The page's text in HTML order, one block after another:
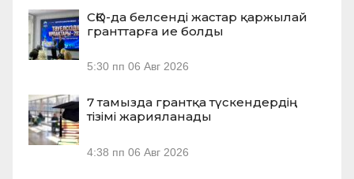
СҚО-да белсенді жастар қаржылай
гранттарға ие болды
5:30 пп 06 Авг 2026
7 тамызда грантқа түскендердің
тізімі жарияланады
4:38 пп 06 Авг 2026